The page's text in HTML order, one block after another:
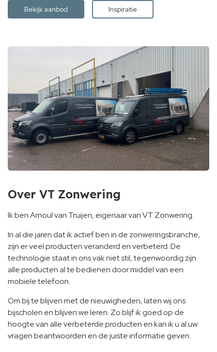
Bekijk aanbod Inspiratie
Over VT Zonwering
Ik ben Arnoul van Truijen, eigenaar van VT Zonwering.
In al die jaren dat ik actief ben in de zonweringsbranche,
zijn er veel producten veranderd en verbeterd. De
technologie staat in ons vak niet stil, tegenwoordig zijn
alle producten al te bedienen door middel van een
mobiele telefoon.
Om bij te blijven met de nieuwigheden, laten wij ons
bijscholen en blijven we leren. Zo blijf ik goed op de
hoogte van alle verbeterde producten en kan ik u al uw
vragen beantwoorden en de juiste informatie geven.